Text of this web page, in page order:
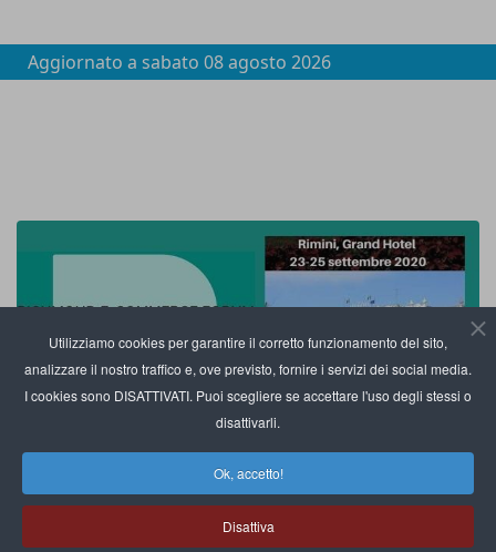
Utilizziamo cookies per garantire il corretto funzionamento del sito,
analizzare il nostro traffico e, ove previsto, fornire i servizi dei social media.
I cookies sono DISATTIVATI. Puoi scegliere se accettare l'uso degli stessi o
disattivarli.
Ok, accetto!
Disattiva
Aggiornato a sabato 08 agosto 2026